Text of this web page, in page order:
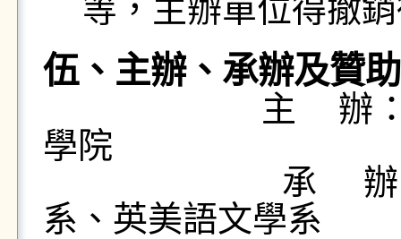
等，主辦單位得撤
伍、主辦、承辦及贊
主 辦：
學院
承 辦
系 、英美語文學系